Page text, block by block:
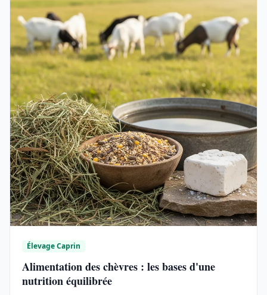
Élevage Caprin
Alimentation des chèvres : les bases d'une
nutrition équilibrée